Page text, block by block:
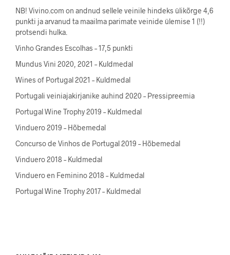
NB! Vivino.com on andnud sellele veinile hindeks ülikõrge 4,6
punkti ja arvanud ta maailma parimate veinide ülemise 1 (!!)
protsendi hulka.
Vinho Grandes Escolhas – 17,5 punkti
Mundus Vini 2020, 2021 – Kuldmedal
Wines of Portugal 2021 – Kuldmedal
Portugali veiniajakirjanike auhind 2020 – Pressipreemia
Portugal Wine Trophy 2019 – Kuldmedal
Vinduero 2019 – Hõbemedal
Concurso de Vinhos de Portugal 2019 – Hõbemedal
Vinduero 2018 – Kuldmedal
Vinduero en Feminino 2018 – Kuldmedal
Portugal Wine Trophy 2017 – Kuldmedal